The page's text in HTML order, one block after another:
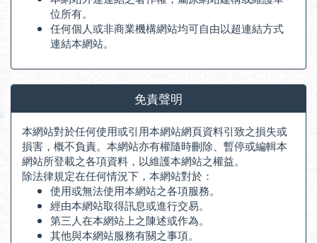
位所有。
任何個人或非商業機構網站均可自由以超連結方式
連結本網站。
免責聲明
本網站對於任何使用或引用本網站網頁資料引致之損失或
損害，概不負責。本網站亦有權隨時刪除、暫停或編輯本
網站所登載之各項資料，以維護本網站之權益。
除法律規定在任何情況下，本網站對於：
使用或無法使用本網站之各項服務。
經由本網站取得訊息或進行交易。
第三人在本網站上之陳述或作為。
其他與本網站服務有關之事項。